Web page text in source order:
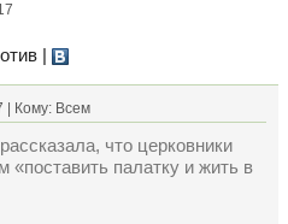
| Кому: Всем
что церковники
палатку и жить в